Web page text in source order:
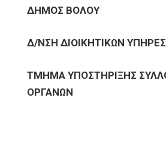
ΔΗΜΟΣ ΒΟΛΟΥ
Δ/ΝΣΗ ΔΙΟΙΚΗΤΙΚΩΝ
ΤΜΗΜΑ ΥΠΟΣΤΗΡΙΞΗΣ
ΟΡΓΑΝΩΝ